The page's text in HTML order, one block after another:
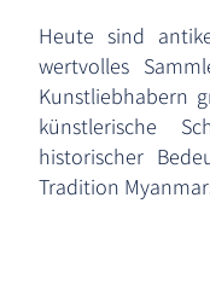
Heute sind
wertvolles
Kunstliebhabern
künstlerische
historischer
Tradition